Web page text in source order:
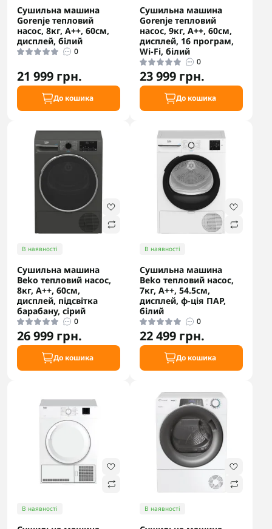
Сушильна машина
Gorenje тепловий
насос, 8кг, А++, 60см,
дисплей, білий
0
21 999 грн.
До кошика
Сушильна машина
Gorenje тепловий
насос, 9кг, A++, 60см,
дисплей, 16 програм,
Wi-Fi, білий
0
23 999 грн.
До кошика
В наявності
Сушильна машина
Beko тепловий насос,
8кг, A++, 60см,
дисплей, підсвітка
барабану, сірий
0
26 999 грн.
До кошика
В наявності
Сушильна машина
Beko тепловий насос,
7кг, A++, 54.5см,
дисплей, ф-ція ПАР,
білий
0
22 499 грн.
До кошика
В наявності В наявності